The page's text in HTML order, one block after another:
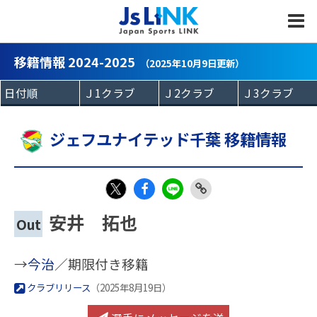
移籍情報 2024-2025 （2025年10月9日更新）
ジェフユナイテッド千葉 移籍情報
k
Out 安井 拓也
→今治／期限付き移籍
クラブリリース （2025年8月19日）